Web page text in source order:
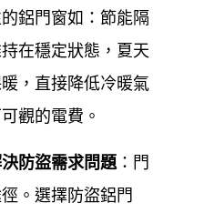
門窗，鋁門窗服務，多
有豐富的新裝、設計、
門窗服務，深入一般社
要求嚴格，對於施工前
工廠自營，所以能將最
鋁門窗如：節能隔
在穩定狀態，夏天
，直接降低冷暖氣
觀的電費 。
防盜需求問題 ：門
。選擇防盜鋁門